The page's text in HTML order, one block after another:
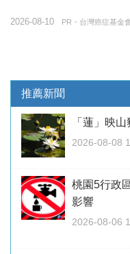
PR・台灣癌症基金
2026-08-10
推薦新聞
「蓮」映
2026-08-08
桃園5行政
影響
2026-08-06